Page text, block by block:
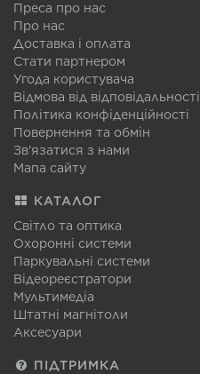
Преса про нас
Про нас
Доставка і оплата
Стати партнером
Угода користувача
Відмова від відповідальності
Політика конфіденційності
Повернення та обмін
Зв'язатися з нами
Мапа сайту
КАТАЛОГ
Світло та оптика
Охоронні системи
Паркувальні системи
Відеореєстратори
Мультимедіа
Штатні магнітоли
Аксесуари
ПІДТРИМКА